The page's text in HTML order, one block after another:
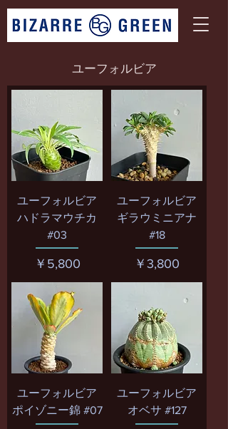
ユーフォルビア
ハドラマウチカ
#03
価格
￥5,800
ユーフォルビア
ギラウミニアナ
#18
価格
￥3,800
ユーフォルビア
ポイゾニー錦 #07
ユーフォルビア
オベサ #127
ユーフォルビア